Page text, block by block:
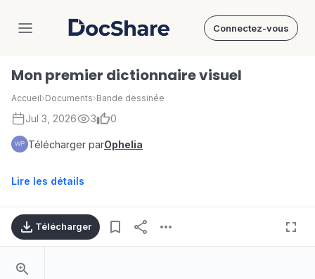
DocShare Connectez-vous
Mon premier dictionnaire visuel
Accueil›Documents›Bande dessinée
Jul 3, 2026 3 0
Télécharger parOphelia
Lire les détails
Télécharger